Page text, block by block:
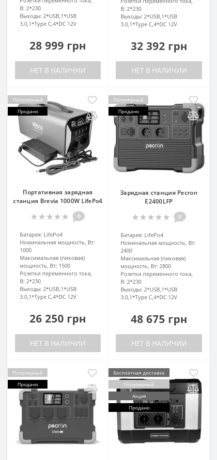
В: 2*230
Выходы: 2*USB,1*USB
3.0,1*Type C,4*DC 12V
28 999 грн
НЕТ В НАЛИЧИИ
В: 2*230
Выходы: 2*USB,1*USB
3.0,1*Type C,4*DC 12V
32 392 грн
НЕТ В НАЛИЧИИ
Популярный
Продано
Портативная зарядная
станция Brevia 1000W LifePo4
0
Батарея: LifePo4
Номинальная мощность, Вт:
1000
Максимальная (пиковая)
мощность, Вт: 1500
Розетки переменного тока,
В: 2*230
Выходы: 2*USB,1*USB
3.0,1*Type C,4*DC 12V
26 250 грн
НЕТ В НАЛИЧИИ
Популярный
Продано
Зарядная станция Pecron
E2400LFP
0
Батарея: LifePo4
Номинальная мощность, Вт:
2400
Максимальная (пиковая)
мощность, Вт: 2800
Розетки переменного тока,
В: 2*230
Выходы: 2*USB,1*USB
3.0,1*Type C,4*DC 12V
48 675 грн
НЕТ В НАЛИЧИИ
Популярный
Продано
Бесплатная доставка
Популярный
Акция
Продано